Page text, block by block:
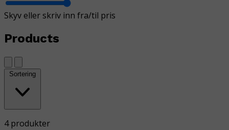
Skyv eller skriv inn fra/til pris
Products
Sortering
4 produkter